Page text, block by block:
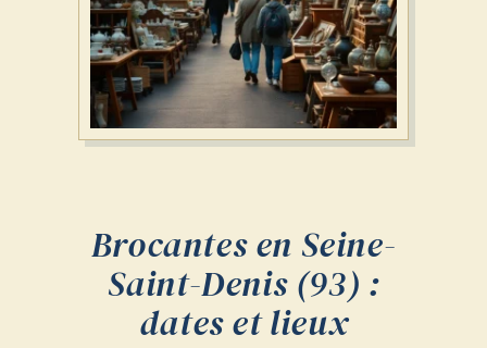
Brocantes en Seine-
Saint-Denis (93) :
dates et lieux